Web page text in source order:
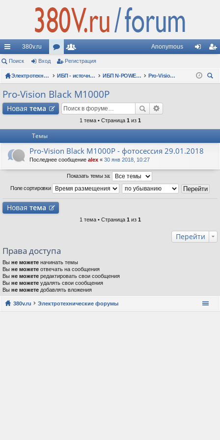
с
ы
лк
380v.ru
ор
ум
ы
ол
ьз
ов
ат
Anonymous
д ис
Поиск Вход Регистрация
Электротехнические форумы ИБП - источники бесперебойного питания ИБП N-POWER: новые модели (презентации, фотосессии, обзоры)
Pro-Vision Black M1000P
Pro-Vision Black M1000P
Новая тема
1 тема • Страница 1 из 1
Темы
Pro-Vision Black M1000P - фотосессия 29.01.2018
Последнее сообщение alex « 30 янв 2018, 10:27
Показать темы за:
Поле сортировки
Новая тема
1 тема • Страница 1 из 1
Перейти
Права доступа
Вы не можете начинать темы
Вы не можете отвечать на сообщения
Вы не можете редактировать свои сообщения
Вы не можете удалять свои сообщения
Вы не можете добавлять вложения
380v.ru Электротехнические форумы